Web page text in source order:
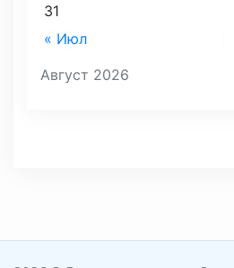
Август 2026
« Июл
31